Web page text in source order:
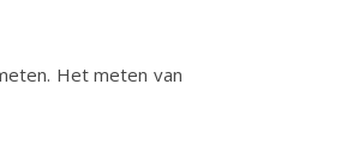
Het meten van